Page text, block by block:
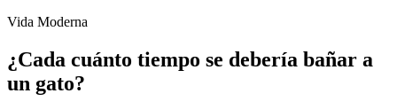
Vida Moderna
¿Cada cuánto tiempo se debería bañar a
un gato?